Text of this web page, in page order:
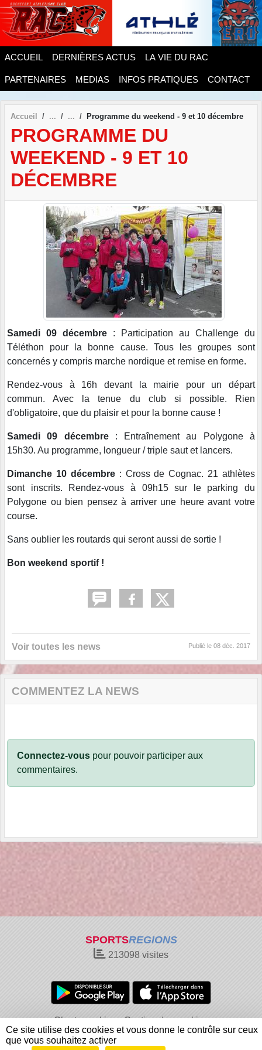
ACCUEIL DERNIÈRES ACTUS LA VIE DU RAC
PARTENAIRES MEDIAS INFOS PRATIQUES CONTACT
Accueil Programme du weekend - 9 et 10 décembre
PROGRAMME DU
WEEKEND - 9 ET 10
DÉCEMBRE
Samedi 09 décembre : Participation au Challenge du
Téléthon pour la bonne cause. Tous les groupes sont
concernés y compris marche nordique et remise en forme.
Rendez-vous à 16h devant la mairie pour un départ
commun. Avec la tenue du club si possible. Rien
d'obligatoire, que du plaisir et pour la bonne cause !
Samedi 09 décembre: Entraînement au Polygone à
15h30. Au programme, longueur / triple saut et lancers.
Dimanche 10 décembre: Cross de Cognac. 21 athlètes
sont inscrits. Rendez-vous à 09h15 sur le parking du
Polygone ou bien pensez à arriver une heure avant votre
course.
Sans oublier les routards qui seront aussi de sortie !
Bon weekend sportif !
Voir toutes les news Publié le 08 déc. 2017
COMMENTEZ LA NEWS
Connectez-vous pour pouvoir participer aux
commentaires.
SPORTSREGIONS
213098 visites
Charte cookies
Gestion des cookies
Informations légales
Signaler un contenu inapproprié
Panneau de gestion des cookies
Ce site utilise des cookies et vous donne le contrôle sur ceux
que vous souhaitez activer